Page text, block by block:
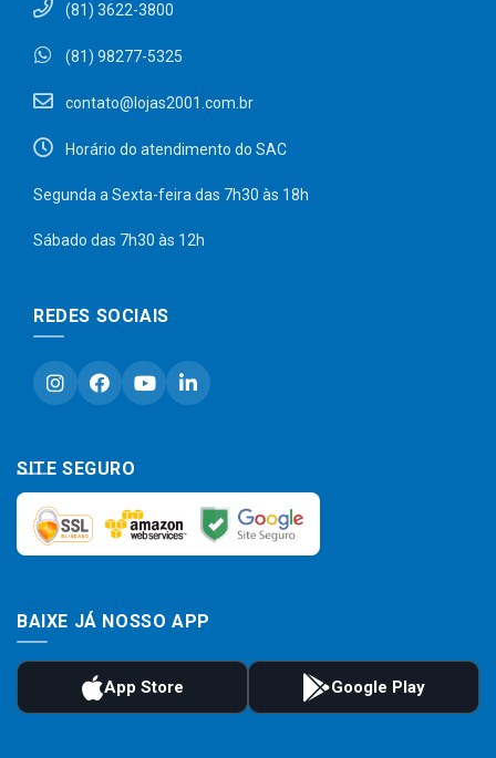
(81) 3622-3800
(81) 98277-5325
contato@lojas2001.com.br
Horário do atendimento do SAC
Segunda a Sexta-feira das 7h30 às 18h
Sábado das 7h30 às 12h
REDES SOCIAIS
SITE SEGURO
BAIXE JÁ NOSSO APP